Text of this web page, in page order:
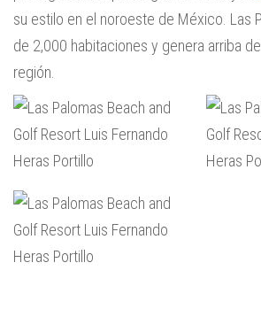
su estilo en el noroeste de México. Las
de 2,000 habitaciones y genera arriba
región.